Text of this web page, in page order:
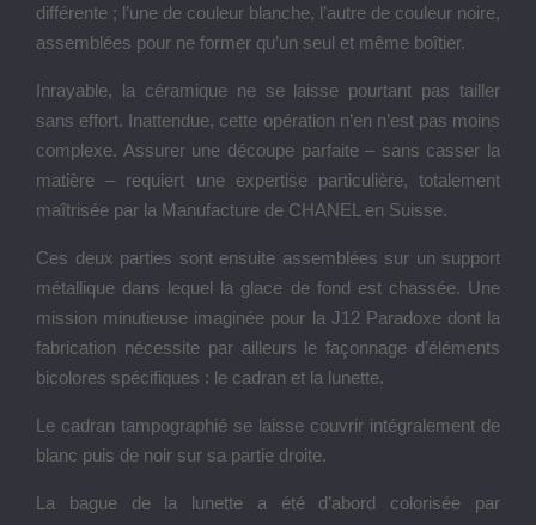
différente ; l’une de couleur blanche, l’autre de couleur noire,
assemblées pour ne former qu’un seul et même boîtier.
Inrayable, la céramique ne se laisse pourtant pas tailler
sans effort. Inattendue, cette opération n’en n’est pas moins
complexe. Assurer une découpe parfaite – sans casser la
matière – requiert une expertise particulière, totalement
maîtrisée par la Manufacture de CHANEL en Suisse.
Ces deux parties sont ensuite assemblées sur un support
métallique dans lequel la glace de fond est chassée. Une
mission minutieuse imaginée pour la J12 Paradoxe dont la
fabrication nécessite par ailleurs le façonnage d’éléments
bicolores spécifiques : le cadran et la lunette.
Le cadran tampographié se laisse couvrir intégralement de
blanc puis de noir sur sa partie droite.
La bague de la lunette a été d’abord colorisée par